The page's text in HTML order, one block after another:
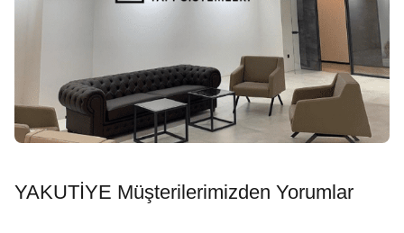
YAKUTİYE Müşterilerimizden Yorumlar